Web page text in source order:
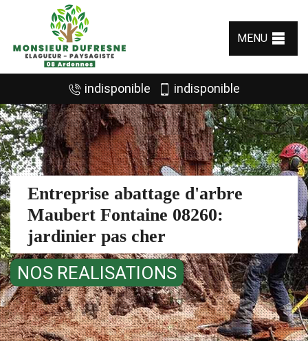
MENU
indisponible indisponible
Entreprise abattage d'arbre
Maubert Fontaine 08260:
jardinier pas cher
NOS REALISATIONS